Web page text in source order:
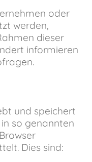
oder
werden,
dieser
informieren
und speichert
so genannten
Dies sind: